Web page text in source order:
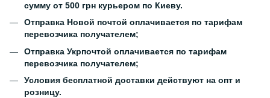
сумму от 500 грн курьером по Киеву.
Отправка Новой почтой оплачивается по тарифам
перевозчика получателем;
Отправка Укрпочтой оплачивается по тарифам
перевозчика получателем;
Условия бесплатной доставки действуют на опт и
розницу.